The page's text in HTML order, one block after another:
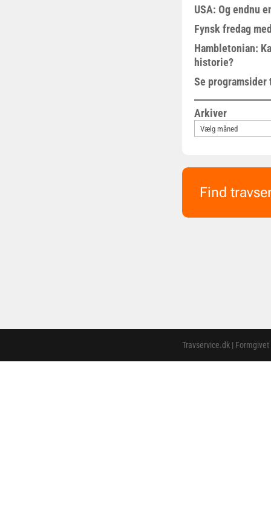
USA: Og endnu
Fynsk fredag
Hambletonian:
historie?
Se
Arkiver
Find
Travservice.dk |